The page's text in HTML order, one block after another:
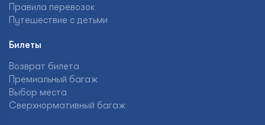
Правила перевозок
Путешествие с детьми
Билеты
Возврат билета
Премиальный багаж
Выбор места
Сверхнормативный багаж